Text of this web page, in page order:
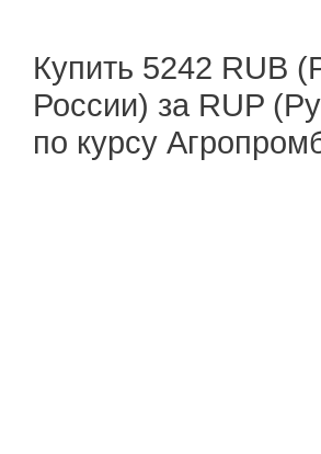
Купить 5242 RUB
России) за RUP
по курсу